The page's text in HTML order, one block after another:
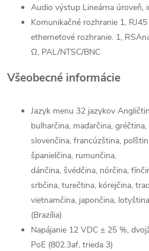
Audio výstup Lineárna úroveň,
Komunikačné rozhranie 1,
ethernetové rozhranie. 1,
Ω, PAL/NTSC/BNC
Všeobecné informácie
Jazyk menu 32 jazykov
bulharčina, maďarčina,
slovenčina, francúzština,
španielčina, rumunčina,
dánčina, švédčina, nórčina,
srbčina, turečtina, kórejčina,
vietnamčina, japončina,
(Brazília)
Napájanie 12 VDC ± 25 %,
PoE (802.3af, trieda 3)Powered by